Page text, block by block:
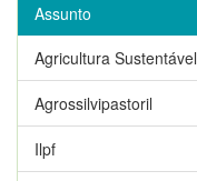
Assunto
Agricultura Sustentável
Agrossilvipastoril
Ilpf